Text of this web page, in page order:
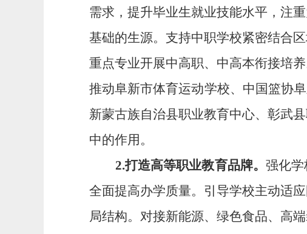
需求 ， 提升毕业生就业技能水平 ， 注
基础的生源。 支持中职学校紧密结合
重点专业开展中高职、中高本衔接培养
推动阜新市体育运动学校、中国篮协
新蒙古族自治县职业教育中心、彰武
中的作用。
2.打造高等职业教育品牌。 强化学
全面提高办学质量。引导学校主动适
局结构。 对接新能源、绿色食品、高